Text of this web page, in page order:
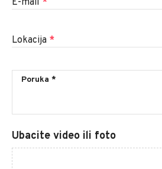
E-mail *
Lokacija *
Ubacite video ili foto